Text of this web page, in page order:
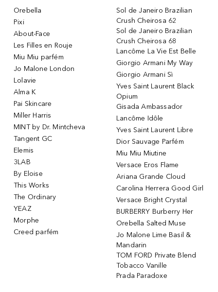
Orebella
Pixi
About-Face
Les Filles en Rouje
Miu Miu parfém
Jo Malone London
Lolavie
Alma K
Pai Skincare
Miller Harris
MINT by Dr. Mintcheva
Tangent GC
Elemis
3LAB
By Eloise
This Works
The Ordinary
YEAZ
Morphe
Creed parfém
Sol de Janeiro Brazilian
Crush Cheirosa 62
Sol de Janeiro Brazilian
Crush Cheirosa 68
Lancôme La Vie Est Belle
Giorgio Armani My Way
Giorgio Armani Sì
Yves Saint Laurent Black
Opium
Gisada Ambassador
Lancôme Idôle
Yves Saint Laurent Libre
Dior Sauvage Parfém
Miu Miu Miutine
Versace Eros Flame
Ariana Grande Cloud
Carolina Herrera Good Girl
Versace Bright Crystal
BURBERRY Burberry Her
Orebella Salted Muse
Jo Malone Lime Basil &
Mandarin
TOM FORD Private Blend
Tobacco Vanille
Prada Paradoxe